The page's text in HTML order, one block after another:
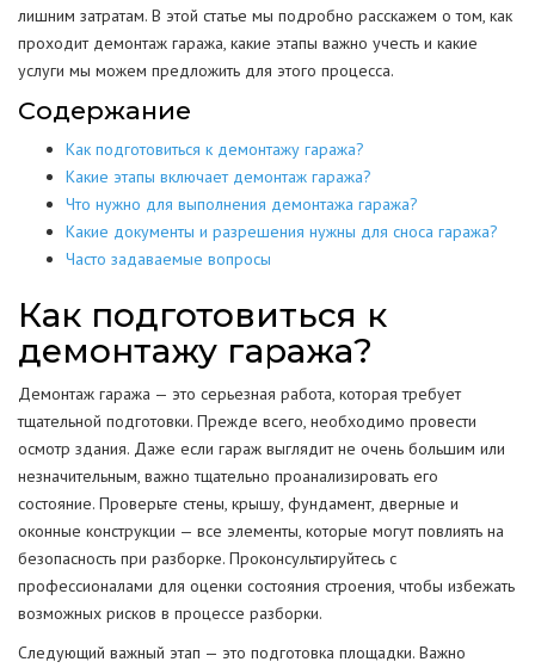
лишним затратам. В этой статье мы подробно расскажем о том, как
проходит демонтаж гаража, какие этапы важно учесть и какие
услуги мы можем предложить для этого процесса.
Содержание
Как подготовиться к демонтажу гаража?
Какие этапы включает демонтаж гаража?
Что нужно для выполнения демонтажа гаража?
Какие документы и разрешения нужны для сноса гаража?
Часто задаваемые вопросы
Как подготовиться к
демонтажу гаража?
Демонтаж гаража — это серьезная работа, которая требует
тщательной подготовки. Прежде всего, необходимо провести
осмотр здания. Даже если гараж выглядит не очень большим или
незначительным, важно тщательно проанализировать его
состояние. Проверьте стены, крышу, фундамент, дверные и
оконные конструкции — все элементы, которые могут повлиять на
безопасность при разборке. Проконсультируйтесь с
профессионалами для оценки состояния строения, чтобы избежать
возможных рисков в процессе разборки.
Следующий важный этап — это подготовка площадки. Важно